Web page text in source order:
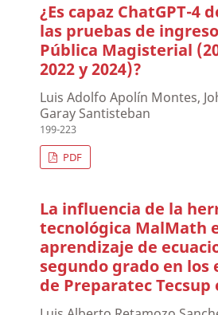
¿Es capaz ChatGPT-4
las pruebas de
Pública Magisterial
2022 y 2024)?
Luis Adolfo Apolín Montes,
Garay Santisteban
199-223
PDF
La influencia de la
tecnológica MalMath
aprendizaje de
segundo grado en los
de Preparatec Tecsup